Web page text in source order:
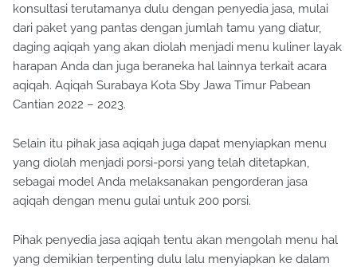
konsultasi terutamanya dulu dengan penyedia jasa, mulai
dari paket yang pantas dengan jumlah tamu yang diatur,
daging aqiqah yang akan diolah menjadi menu kuliner layak
harapan Anda dan juga beraneka hal lainnya terkait acara
aqiqah. Aqiqah Surabaya Kota Sby Jawa Timur Pabean
Cantian 2022 – 2023.
Selain itu pihak jasa aqiqah juga dapat menyiapkan menu
yang diolah menjadi porsi-porsi yang telah ditetapkan,
sebagai model Anda melaksanakan pengorderan jasa
aqiqah dengan menu gulai untuk 200 porsi.
Pihak penyedia jasa aqiqah tentu akan mengolah menu hal
yang demikian terpenting dulu lalu menyiapkan ke dalam